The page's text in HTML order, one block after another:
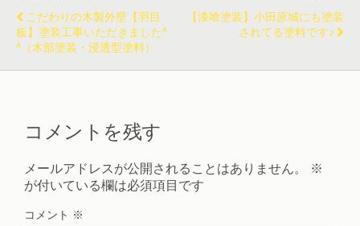
こだわりの木製外壁【羽目
板】塗装工事いただきました^
^（木部塗装・浸透型塗料）
【漆喰塗装】小田原城にも塗装
されてる塗料です♪
コメントを残す
メールアドレスが公開されることはありません。
※
が付いている欄は必須項目です
コメント ※